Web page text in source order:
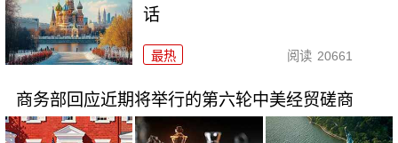
话
最热 阅读 20661
商务部回应近期将举行的第六轮中美经贸磋商